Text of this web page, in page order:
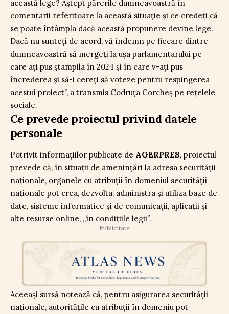
această lege? Aștept părerile dumneavoastră în
comentarii referitoare la această situație și ce credeți că
se poate întâmpla dacă această propunere devine lege.
Dacă nu sunteți de acord, vă îndemn pe fiecare dintre
dumneavoastră să mergeți la ușa parlamentarului pe
care ați pus ștampila în 2024 și în care v-ați pus
încrederea și să-i cereți să voteze pentru respingerea
acestui proiect”, a transmis Codruța Corcheș pe rețelele
sociale.
Ce prevede proiectul privind datele
personale
Potrivit informațiilor publicate de AGERPRES, proiectul
prevede că, în situații de amenințări la adresa securității
naționale, organele cu atribuții în domeniul securității
naționale pot crea, dezvolta, administra și utiliza baze de
date, sisteme informatice și de comunicații, aplicații și
alte resurse online, „în condițiile legii”.
Publicitate
Aceeași sursă notează că, pentru asigurarea securității
naționale, autoritățile cu atribuții în domeniu pot